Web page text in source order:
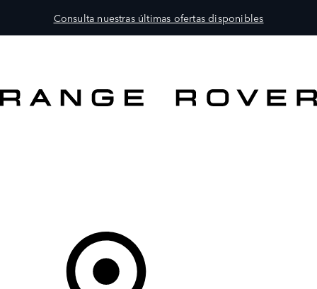
Consulta nuestras últimas ofertas disponibles